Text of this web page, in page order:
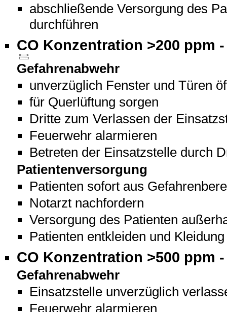
abschließende Versorgung des
durchführen
CO Konzentration >200 ppm
Gefahrenabwehr
unverzüglich Fenster und Türen
für Querlüftung sorgen
Dritte zum Verlassen der
Feuerwehr alarmieren
Betreten der Einsatzstelle durch
Patientenversorgung
Patienten sofort aus
Notarzt nachfordern
Versorgung des Patienten
Patienten entkleiden und
CO Konzentration >500 ppm
Gefahrenabwehr
Einsatzstelle unverzüglich
Feuerwehr alarmieren